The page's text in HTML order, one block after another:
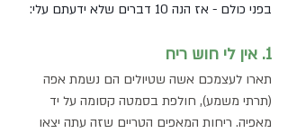
בפני כולם - אז הנה 10 דברים שלא ידעתם עלי:
1. אין לי חוש ריח
תארו לעצמכם אשה שטיולים הם נשמת אפה
(תרתי משמע), חולפת בסמטה קסומה על יד
מאפיה. ריחות המאפים הטריים שזה עתה יצאו